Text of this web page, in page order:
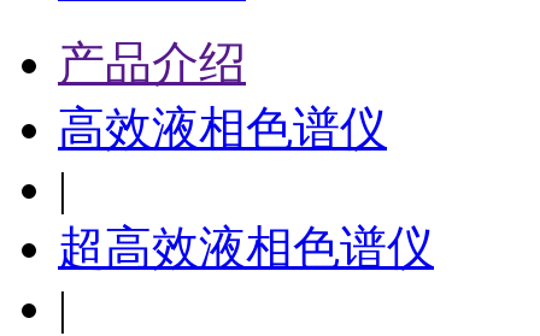
产品介绍
高效液相色谱仪
|
超高效液相色谱仪
|